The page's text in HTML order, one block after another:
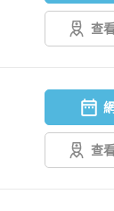
查
查